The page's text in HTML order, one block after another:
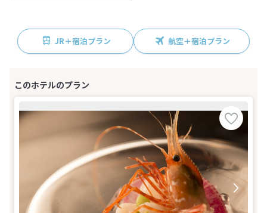
JR＋宿泊プラン 航空＋宿泊プラン